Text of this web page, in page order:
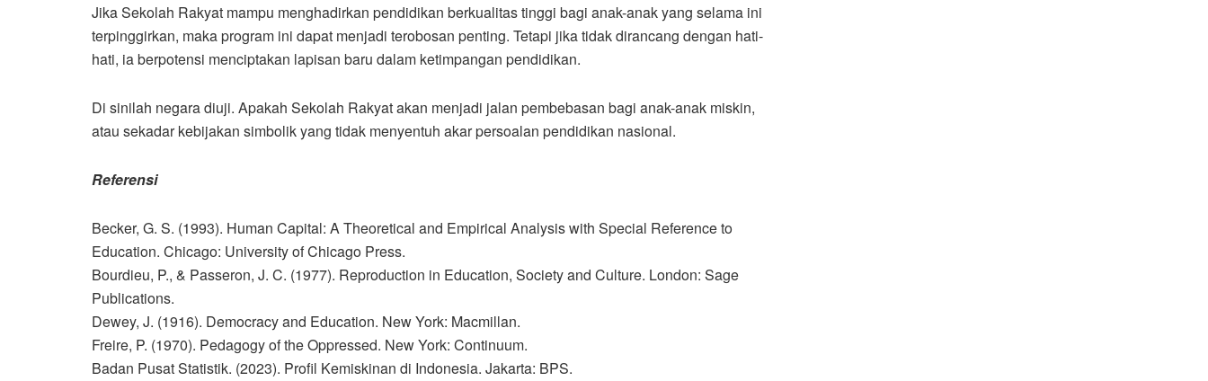
Jika Sekolah Rakyat mampu menghadirkan pendidikan berkualitas tinggi bagi anak-anak yang selama ini
terpinggirkan, maka program ini dapat menjadi terobosan penting. Tetapi jika tidak dirancang dengan hati-
hati, ia berpotensi menciptakan lapisan baru dalam ketimpangan pendidikan.
Di sinilah negara diuji. Apakah Sekolah Rakyat akan menjadi jalan pembebasan bagi anak-anak miskin,
atau sekadar kebijakan simbolik yang tidak menyentuh akar persoalan pendidikan nasional.
Referensi
Becker, G. S. (1993). Human Capital: A Theoretical and Empirical Analysis with Special Reference to
Education. Chicago: University of Chicago Press.
Bourdieu, P., & Passeron, J. C. (1977). Reproduction in Education, Society and Culture. London: Sage
Publications.
Dewey, J. (1916). Democracy and Education. New York: Macmillan.
Freire, P. (1970). Pedagogy of the Oppressed. New York: Continuum.
Badan Pusat Statistik. (2023). Profil Kemiskinan di Indonesia. Jakarta: BPS.